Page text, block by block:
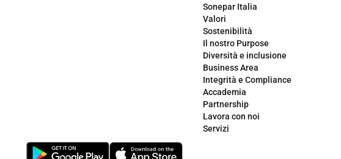
Sonepar Italia
Valori
Sostenibilità
Il nostro Purpose
Diversità e inclusione
Business Area
Integrità e Compliance
Accademia
Partnership
Lavora con noi
Servizi